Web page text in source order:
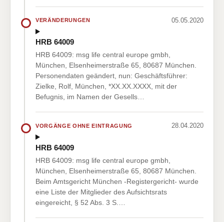
VERÄNDERUNGEN 05.05.2020
HRB 64009
HRB 64009: msg life central europe gmbh,
München, Elsenheimerstraße 65, 80687 München.
Personendaten geändert, nun: Geschäftsführer:
Zielke, Rolf, München, *XX.XX.XXXX, mit der
Befugnis, im Namen der Gesells…
VORGÄNGE OHNE EINTRAGUNG 28.04.2020
HRB 64009
HRB 64009: msg life central europe gmbh,
München, Elsenheimerstraße 65, 80687 München.
Beim Amtsgericht München -Registergericht- wurde
eine Liste der Mitglieder des Aufsichtsrats
eingereicht, § 52 Abs. 3 S.…